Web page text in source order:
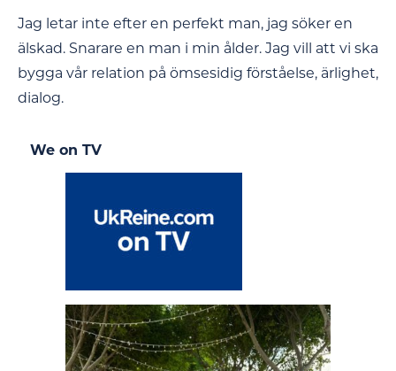
Jag letar inte efter en perfekt man, jag söker en
älskad. Snarare en man i min ålder. Jag vill att vi ska
bygga vår relation på ömsesidig förståelse, ärlighet,
dialog.
We on TV